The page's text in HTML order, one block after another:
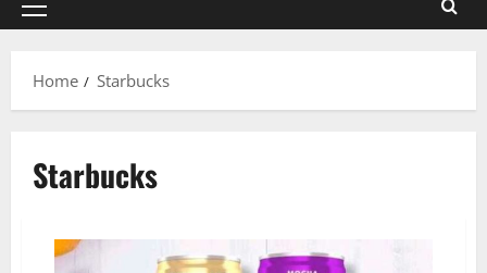
Home Starbucks
Starbucks